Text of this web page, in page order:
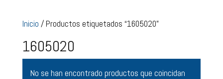
Inicio / Productos etiquetados “1605020”
1605020
No se han encontrado productos que coincidan